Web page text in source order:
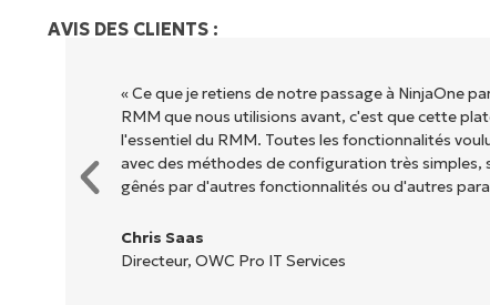
AVIS DES CLIENTS :
« Ce que je retiens de notre passage à NinjaOne
RMM que nous utilisions avant, c'est que cette
l'essentiel du RMM. Toutes les fonctionnalités
avec des méthodes de configuration très simples,
gênés par d'autres fonctionnalités ou d'autres
Chris Saas
Directeur, OWC Pro IT Services